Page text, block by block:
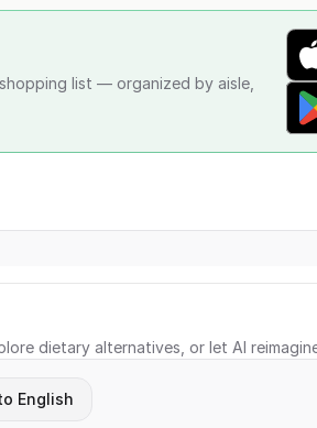
list — organized by aisle,
dietary alternatives, or let AI
English